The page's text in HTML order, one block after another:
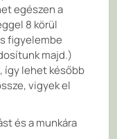
egészen a
8 körül
figyelembe
majd.)
így lehet később
vigyek el
és a munkára